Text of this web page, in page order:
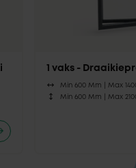
1 vaks -
Min 600 Mm |Max
Min 600 Mm |Max